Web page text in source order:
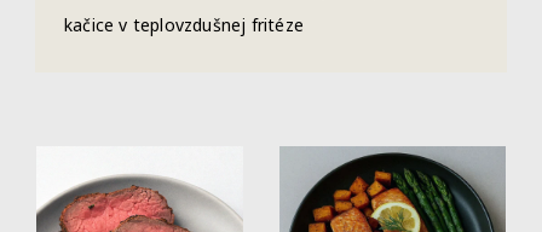
kačice v teplovzdušnej fritéze